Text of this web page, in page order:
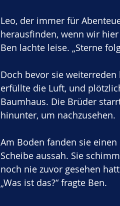
Leo, der immer für
herausfinden, wenn wir
Ben lachte leise. „Sterne
Doch bevor sie weiterreden
erfüllte die Luft, und
Baumhaus. Die Brüder
hinunter, um nachzusehen.
Am Boden fanden sie
Scheibe aussah. Sie
noch nie zuvor gesehen
„Was ist das?“ fragte Ben.